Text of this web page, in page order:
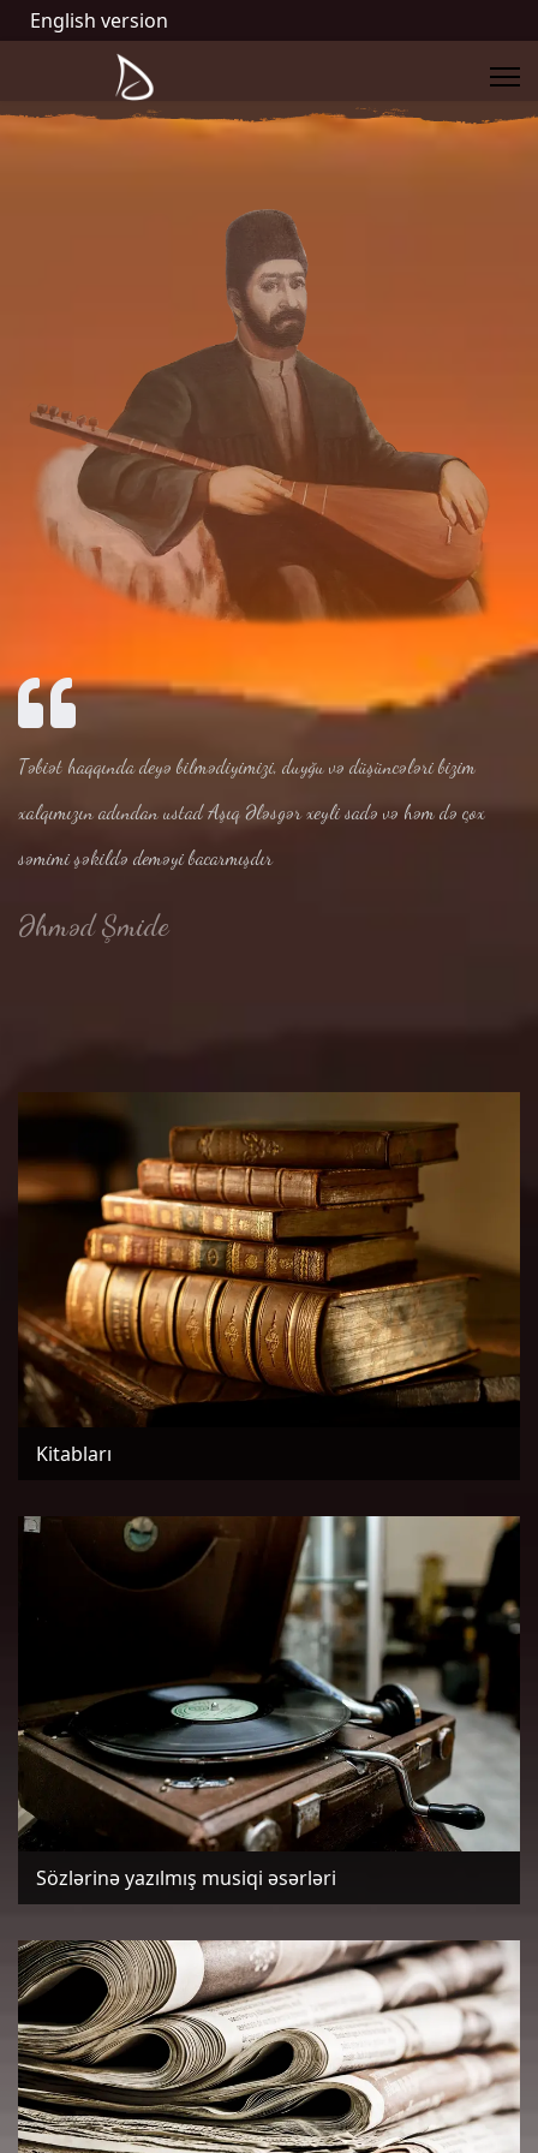
English version
Təbiət haqqında deyə bilmədiyimizi, duyğu və düşüncələri bizim
xalqımızın adından ustad Aşıq Ələsgər xeyli sadə və həm də çox
səmimi şəkildə deməyi bacarmışdır
Əhməd Şmide
Kitabları
Sözlərinə yazılmış musiqi əsərləri